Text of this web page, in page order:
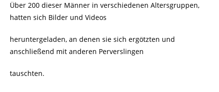
Über 200 dieser Männer in verschiedenen Altersgruppen,
hatten sich Bilder und Videos
heruntergeladen, an denen sie sich ergötzten und
anschließend mit anderen Perverslingen
tauschten.